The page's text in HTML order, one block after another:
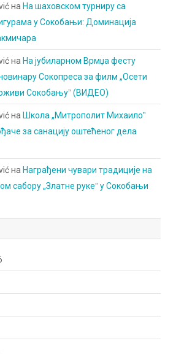
на На шаховском турниру са
у Сокобањи: Доминација
на На јубиларном Врмџа фесту
Сокопреса за филм „Осети
Сокобањуˮ (ВИДЕО)
на Школа „Митрополит Михаилоˮ
за санацију оштећеног дела
на Награђени чувари традиције на
сабору „Златне рукеˮ у Сокобањи